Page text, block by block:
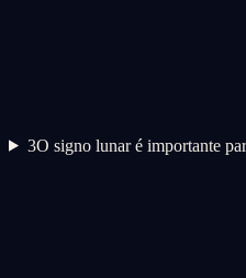
3O signo lunar é importante